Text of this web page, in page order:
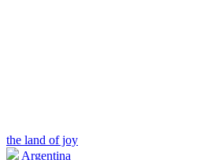
the land of joy
Argentina